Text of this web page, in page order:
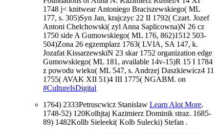
1748 j< knitwear Antoniego Braciszewskiego( ML
177, s. 305)Syn Jan, krajczyc 22 II 1792( Czart. Jozef
Antoni Chelchowski( zyl Anna Saplicowna)N 26 cz
1750 side A Gumowskiego( ML 176, 862)1512 503-
504)Zona 26 egzemplarz 1763( LVIA, SA 147, k.
Jozafat KissarzewskiN 23 skar 1752 organization edge
Gumowskiego( ML 181, available 14v-15)R 15 I 1784
z powodu wieku( ML 547, s. Andrzej Daszkiewicz4 11
1755( AVAK XII 51)4 III 1775( NGABM. on
#CultureIsDigital
1764) 2333Petruscwicz Stanislaw Learn Alot More.
1748-52) 120Kolhjtaj Kazimierz Dominik straz. 1685-
89) 1482Kollb Sieleeki( Kolb Sulecki) Stefan .